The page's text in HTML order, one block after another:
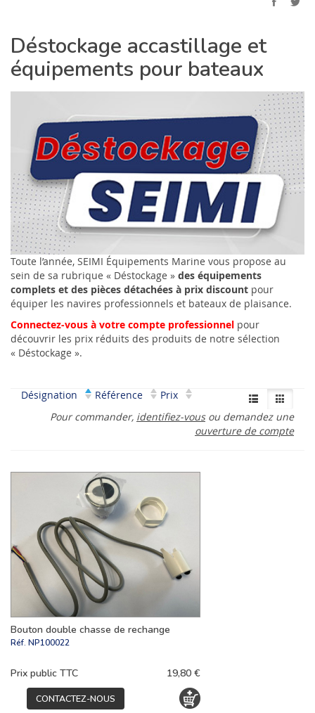
Déstockage accastillage et
équipements pour bateaux
Toute l’année, SEIMI Équipements Marine vous propose au
sein de sa rubrique « Déstockage » des équipements
complets et des pièces détachées à prix discount pour
équiper les navires professionnels et bateaux de plaisance.
Connectez-vous à votre compte professionnel pour
découvrir les prix réduits des produits de notre sélection
« Déstockage ».
Désignation Référence
Prix
Pour commander, identifiez-vousou demandez une
ouverture de compte
Bouton double chasse de rechange
Réf. NP100022
Prix public TTC 19,80 €
CONTACTEZ-NOUS